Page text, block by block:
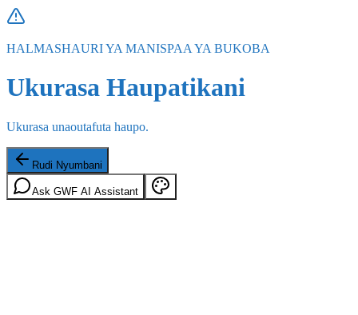
HALMASHAURI YA MANISPAA YA BUKOBA
Ukurasa Haupatikani
Ukurasa unaoutafuta haupo.
Rudi Nyumbani
Ask GWF AI Assistant